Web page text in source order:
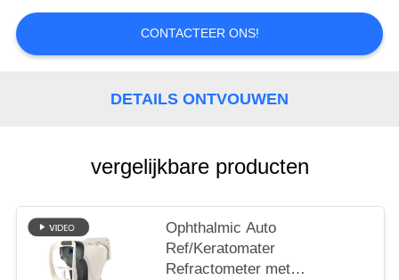
CONTACTEER ONS!
DETAILS ONTVOUWEN
vergelijkbare producten
Ophthalmic Auto
Ref/Keratomater
Refractometer met